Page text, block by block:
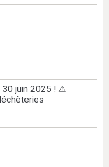
30 juin 2025 ! ⚠